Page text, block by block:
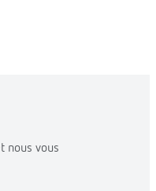
nous vous